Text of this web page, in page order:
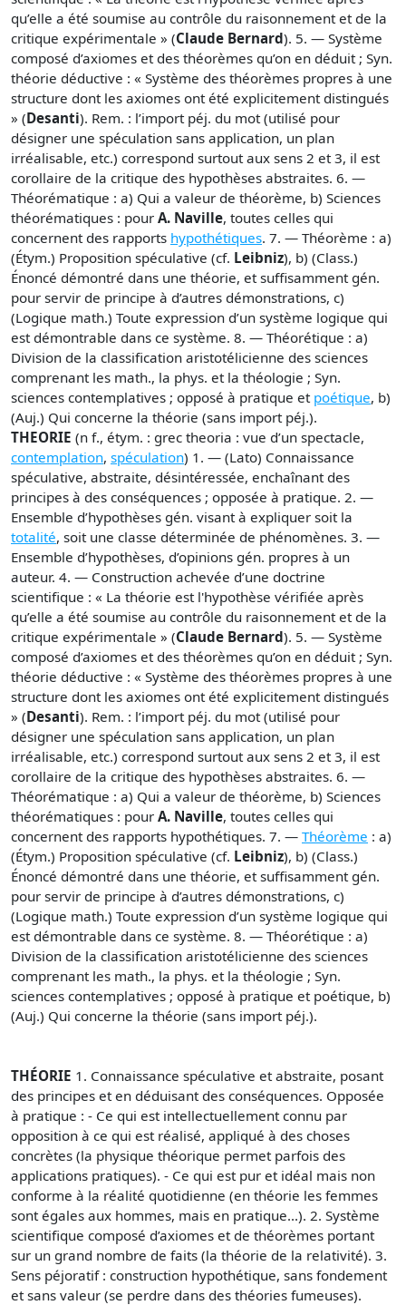
qu’elle a été soumise au contrôle du raisonnement et de la
critique expérimentale » (Claude Bernard). 5. — Système
composé d’axiomes et des théorèmes qu’on en déduit ; Syn.
théorie déductive : « Système des théorèmes propres à une
structure dont les axiomes ont été explicitement distingués
» (Desanti). Rem. : l’import péj. du mot (utilisé pour
désigner une spéculation sans application, un plan
irréalisable, etc.) correspond surtout aux sens 2 et 3, il est
corollaire de la critique des hypothèses abstraites. 6. —
Théorématique : a) Qui a valeur de théorème, b) Sciences
théorématiques : pour A. Naville, toutes celles qui
concernent des rapports hypothétiques. 7. — Théorème : a)
(Étym.) Proposition spéculative (cf. Leibniz), b) (Class.)
Énoncé démontré dans une théorie, et suffisamment gén.
pour servir de principe à d’autres démonstrations, c)
(Logique math.) Toute expression d’un système logique qui
est démontrable dans ce système. 8. — Théorétique : a)
Division de la classification aristotélicienne des sciences
comprenant les math., la phys. et la théologie ; Syn.
sciences contemplatives ; opposé à pratique et poétique, b)
(Auj.) Qui concerne la théorie (sans import péj.).
THEORIE (n f., étym. : grec theoria : vue d’un spectacle,
contemplation, spéculation) 1. — (Lato) Connaissance
spéculative, abstraite, désintéressée, enchaînant des
principes à des conséquences ; opposée à pratique. 2. —
Ensemble d’hypothèses gén. visant à expliquer soit la
totalité, soit une classe déterminée de phénomènes. 3. —
Ensemble d’hypothèses, d’opinions gén. propres à un
auteur. 4. — Construction achevée d’une doctrine
scientifique : « La théorie est l'hypothèse vérifiée après
qu’elle a été soumise au contrôle du raisonnement et de la
critique expérimentale » (Claude Bernard). 5. — Système
composé d’axiomes et des théorèmes qu’on en déduit ; Syn.
théorie déductive : « Système des théorèmes propres à une
structure dont les axiomes ont été explicitement distingués
» (Desanti). Rem. : l’import péj. du mot (utilisé pour
désigner une spéculation sans application, un plan
irréalisable, etc.) correspond surtout aux sens 2 et 3, il est
corollaire de la critique des hypothèses abstraites. 6. —
Théorématique : a) Qui a valeur de théorème, b) Sciences
théorématiques : pour A. Naville, toutes celles qui
concernent des rapports hypothétiques. 7. — Théorème : a)
(Étym.) Proposition spéculative (cf. Leibniz), b) (Class.)
Énoncé démontré dans une théorie, et suffisamment gén.
pour servir de principe à d’autres démonstrations, c)
(Logique math.) Toute expression d’un système logique qui
est démontrable dans ce système. 8. — Théorétique : a)
Division de la classification aristotélicienne des sciences
comprenant les math., la phys. et la théologie ; Syn.
sciences contemplatives ; opposé à pratique et poétique, b)
(Auj.) Qui concerne la théorie (sans import péj.).
THÉORIE 1. Connaissance spéculative et abstraite, posant
des principes et en déduisant des conséquences. Opposée
à pratique : - Ce qui est intellectuellement connu par
opposition à ce qui est réalisé, appliqué à des choses
concrètes (la physique théorique permet parfois des
applications pratiques). - Ce qui est pur et idéal mais non
conforme à la réalité quotidienne (en théorie les femmes
sont égales aux hommes, mais en pratique...). 2. Système
scientifique composé d’axiomes et de théorèmes portant
sur un grand nombre de faits (la théorie de la relativité). 3.
Sens péjoratif : construction hypothétique, sans fondement
et sans valeur (se perdre dans des théories fumeuses).